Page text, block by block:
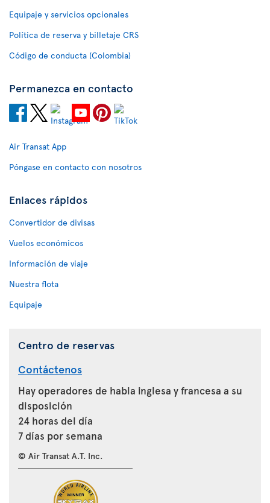
Equipaje y servicios opcionales
Política de reserva y billetaje CRS
Código de conducta (Colombia)
Permanezca en contacto
Air Transat App
Póngase en contacto con nosotros
Enlaces rápidos
Convertidor de divisas
Vuelos económicos
Información de viaje
Nuestra flota
Equipaje
Centro de reservas
Contáctenos
Hay operadores de habla inglesa y francesa a su
disposición
24 horas del día
7 días por semana
© Air Transat A.T. Inc.